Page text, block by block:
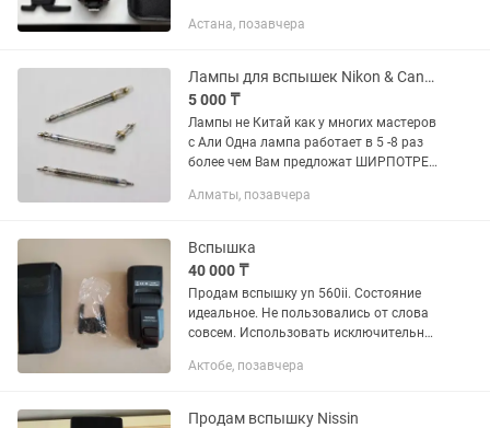
пальчиковых батареек. Бонусом отдам
профессиональных...
Астана, позавчера
Лампы для вспышек Nikon & Canon Лампы не Китай
5 000 ₸
Лампы не Китай как у многих мастеров
с Али Одна лампа работает в 5 -8 раз
более чем Вам предложат ШИРПОТРЕБ
Отправка в регионы Nikon SB600, Nikon
Алматы, позавчера
Вспышка
40 000 ₸
Продам вспышку yn 560ii. Состояние
идеальное. Не пользовались от слова
совсем. Использовать исключительно
комплект не поставляю). В общем
Актобе, позавчера
Продам вспышку Nissin